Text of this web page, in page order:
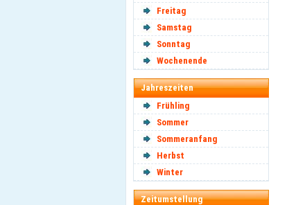
Freitag
Samstag
Sonntag
Wochenende
Jahreszeiten
Frühling
Sommer
Sommeranfang
Herbst
Winter
Zeitumstellung